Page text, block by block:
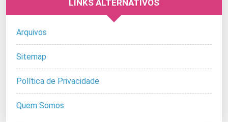
LINKS ALTERNATIVOS
Arquivos
Sitemap
Política de Privacidade
Quem Somos